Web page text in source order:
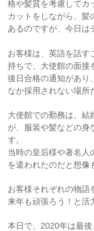
格や髪質を考慮してカ
カットをしながら、髪
あるのですが、今日は
お客様は、英語を話す
持ちで、大使館の面接
後日合格の通知があり
なか採用されない場所
大使館での勤務は、結
が、服装や髪などの身
す。
当時の皇后様や著名人
を遣われたのだと想像
お客様それぞれの物語
来年も頑張ろう！と活
本日で、2020年は最後